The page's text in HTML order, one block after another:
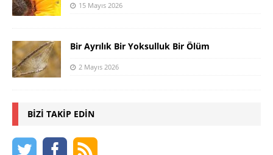
15 Mayıs 2026
Bir Ayrılık Bir Yoksulluk Bir Ölüm
2 Mayıs 2026
BIZI TAKIP EDIN